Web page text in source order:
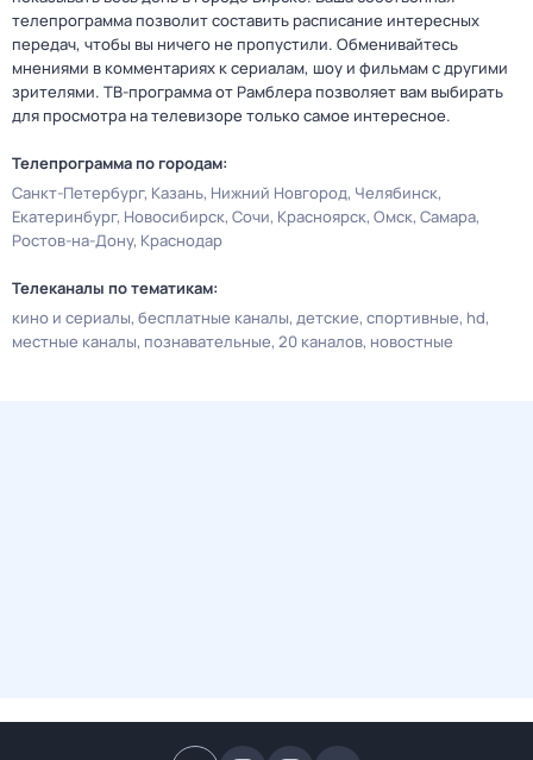
телепрограмма позволит составить расписание интересных
передач, чтобы вы ничего не пропустили. Обменивайтесь
мнениями в комментариях к сериалам, шоу и фильмам с другими
зрителями. ТВ-программа от Рамблера позволяет вам выбирать
для просмотра на телевизоре только самое интересное.
Телепрограмма по городам:
Санкт-Петербург Казань Нижний Новгород Челябинск
Екатеринбург Новосибирск Сочи Красноярск Омск Самара
Ростов-на-Дону Краснодар
Телеканалы по тематикам:
кино и сериалы бесплатные каналы детские спортивные hd
местные каналы познавательные 20 каналов новостные